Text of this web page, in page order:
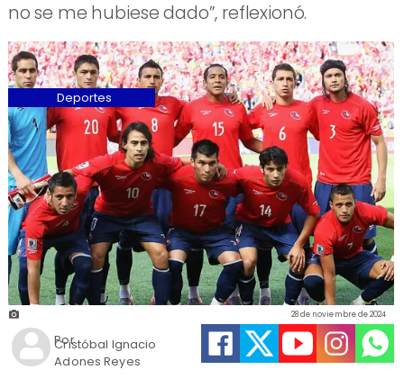
no se me hubiese dado”, reflexionó.
Cristóbal Ignacio
Adones Reyes
28 de noviembre de 2024
Deportes
Por